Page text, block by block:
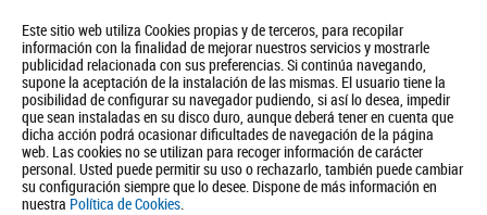
Este sitio web utiliza Cookies propias y de terceros, para recopilar
información con la finalidad de mejorar nuestros servicios y mostrarle
publicidad relacionada con sus preferencias. Si continúa navegando,
supone la aceptación de la instalación de las mismas. El usuario tiene la
posibilidad de configurar su navegador pudiendo, si así lo desea, impedir
que sean instaladas en su disco duro, aunque deberá tener en cuenta que
dicha acción podrá ocasionar dificultades de navegación de la página
web. Las cookies no se utilizan para recoger información de carácter
personal. Usted puede permitir su uso o rechazarlo, también puede cambiar
su configuración siempre que lo desee. Dispone de más información en
nuestra Política de Cookies.
Quiénes somos Turismo Política de Privacidad Aviso Legal
Política de Cookies
BUSCAR